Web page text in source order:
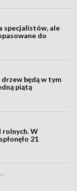
specjalistów, ale
do
będą w tym
piątą
rolnych. W
21